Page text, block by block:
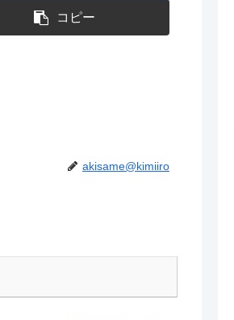
コピー
akisame@kimiiro